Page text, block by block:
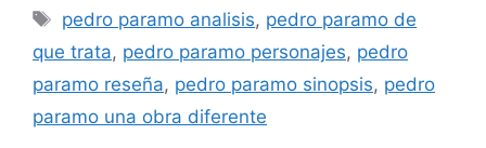
Etiquetas
pedro paramo analisis, pedro paramo de
que trata, pedro paramo personajes, pedro
paramo reseña, pedro paramo sinopsis, pedro
paramo una obra diferente